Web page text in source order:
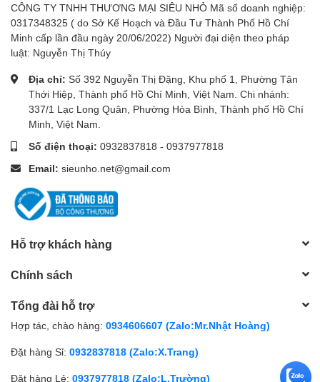
CÔNG TY TNHH THƯƠNG MẠI SIÊU NHỎ Mã số doanh nghiệp:
0317348325 ( do Sở Kế Hoạch và Đầu Tư Thành Phố Hồ Chí
Minh cấp lần đầu ngày 20/06/2022) Người đại diện theo pháp
luật: Nguyễn Thị Thúy
Địa chỉ: Số 392 Nguyễn Thị Đặng, Khu phố 1, Phường Tân
Thới Hiệp, Thành phố Hồ Chí Minh, Việt Nam. Chi nhánh:
337/1 Lạc Long Quân, Phường Hòa Bình, Thành phố Hồ Chí
Minh, Việt Nam.
Số điện thoại: 0932837818 - 0937977818
Email: sieunho.net@gmail.com
Hỗ trợ khách hàng
Chính sách
Tổng đài hỗ trợ
Hợp tác, chào hàng: 0934606607 (Zalo:Mr.Nhật Hoàng)
Đặt hàng Sỉ: 0932837818 (Zalo:X.Trang)
Đặt hàng Lẻ: 0937977818 (Zalo:L.Trường)